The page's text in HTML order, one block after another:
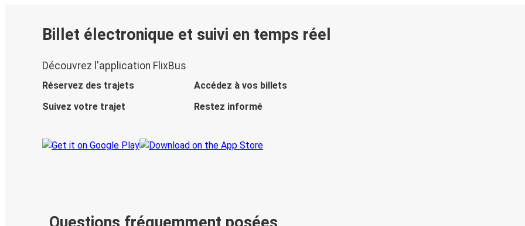
Billet électronique et suivi en temps réel
Découvrez l'application FlixBus
Réservez des trajets
Accédez à vos billets
Suivez votre trajet
Restez informé